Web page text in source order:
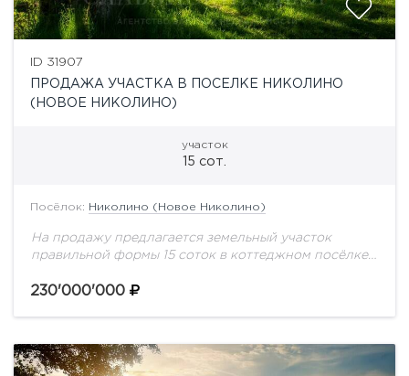
ID 31907
ПРОДАЖА УЧАСТКА В ПОСЕЛКЕ НИКОЛИНО
(НОВОЕ НИКОЛИНО)
участок
15 сот.
Посёлок: Николино (Новое Николино)
На продажу предлагается земельный участок
правильной формы 15 соток в коттеджном посёлке
расположен дом под снос.Дом 184
230'000'000